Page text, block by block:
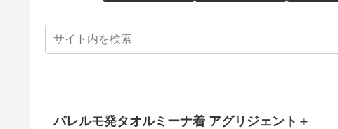
パレルモ発タオルミーナ着 アグリジェント＋